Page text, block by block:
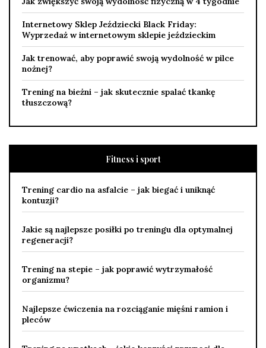
Internetowy Sklep Jeździecki Black Friday:
Wyprzedaż w internetowym sklepie jeździeckim
Jak trenować, aby poprawić swoją wydolność w pilce
nożnej?
Trening na bieżni – jak skutecznie spalać tkankę
tłuszczową?
Fitness i sport
Trening cardio na asfalcie – jak biegać i uniknąć
kontuzji?
Jakie są najlepsze posiłki po treningu dla optymalnej
regeneracji?
Trening na stepie – jak poprawić wytrzymałość
organizmu?
Najlepsze ćwiczenia na rozciąganie mięśni ramion i
pleców